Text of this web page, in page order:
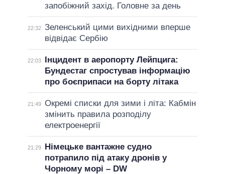
запобіжний захід. Головне за день
22:32 Зеленський цими вихідними вперше
відвідає Сербію
22:03
Інцидент в аеропорту Лейпцига:
Бундестаг спростував інформацію
про боєприпаси на борту літака
21:49 Окремі списки для зими і літа: Кабмін
змінить правила розподілу
електроенергії
21:29
Німецьке вантажне судно
потрапило під атаку дронів у
Чорному морі – DW